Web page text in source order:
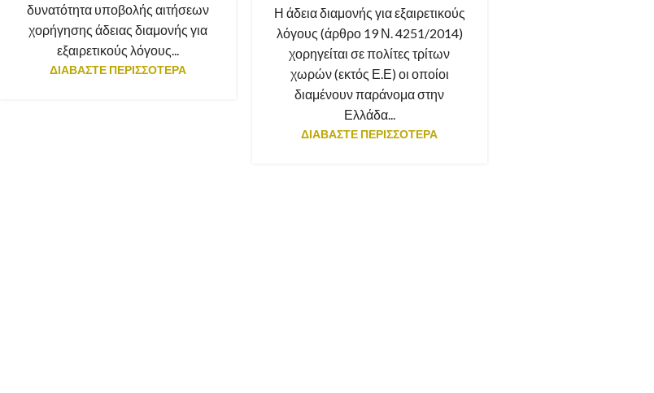
δυνατότητα υποβολής αιτήσεων
χορήγησης άδειας διαμονής για
εξαιρετικούς λόγους...
ΔΙΑΒΑΣΤΕ ΠΕΡΙΣΣΟΤΕΡΑ
Η άδεια διαμονής για εξαιρετικούς
λόγους (άρθρο 19 Ν. 4251/2014)
χορηγείται σε πολίτες τρίτων
χωρών (εκτός Ε.Ε) οι οποίοι
διαμένουν παράνομα στην
Ελλάδα...
ΔΙΑΒΑΣΤΕ ΠΕΡΙΣΣΟΤΕΡΑ